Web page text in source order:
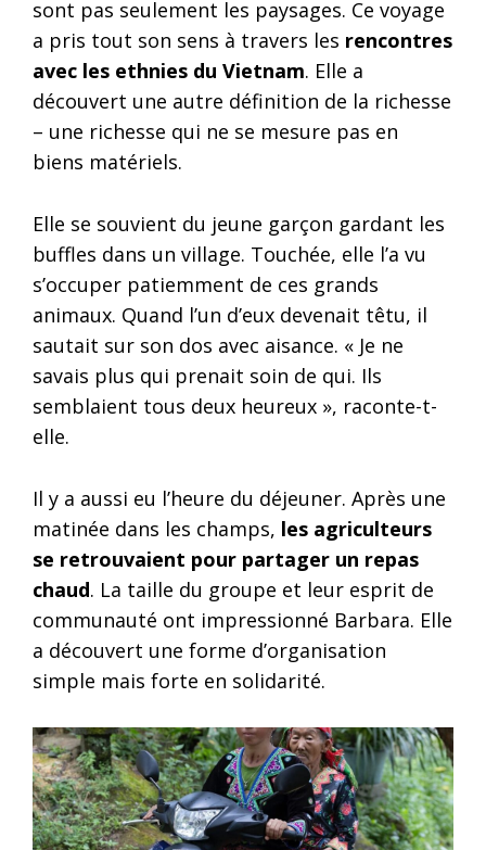
sont pas seulement les paysages. Ce voyage
a pris tout son sens à travers les rencontres
avec les ethnies du Vietnam. Elle a
découvert une autre définition de la richesse
– une richesse qui ne se mesure pas en
biens matériels.
Elle se souvient du jeune garçon gardant les
buffles dans un village. Touchée, elle l’a vu
s’occuper patiemment de ces grands
animaux. Quand l’un d’eux devenait têtu, il
sautait sur son dos avec aisance. « Je ne
savais plus qui prenait soin de qui. Ils
semblaient tous deux heureux », raconte-t-
elle.
Il y a aussi eu l’heure du déjeuner. Après une
matinée dans les champs, les agriculteurs
se retrouvaient pour partager un repas
chaud. La taille du groupe et leur esprit de
communauté ont impressionné Barbara. Elle
a découvert une forme d’organisation
simple mais forte en solidarité.